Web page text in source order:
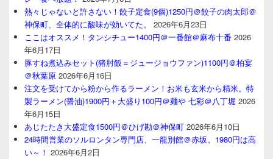
熱々じゃないと許さない！餃子定食(9個)1250円＠餃子の肉太郎＠
神保町、全体的に酸味が効いてた。
2026年6月23日
ここはオススメ！タンシチュー1400円＠一番館＠麻布十番 2026
年6月17日
豚すね煮込みセット(猪肘飯＝ジュージョウファン)1100円＠柏宴
＠秋葉原 2026年6月16日
注文を受けてから粉から作るラーメン！お米も玄米から精米。特
製ラーメン(醤油)1900円＋大盛り100円＠麺や 七彩＠八丁堀 2026
年6月15日
あじたたき大盛定食1500円＠ひげ勘＠神保町 2026年6月10日
24時間営業のソルロンタン専門店、一龍別館＠赤坂。1980円は高
い～！ 2026年6月2日